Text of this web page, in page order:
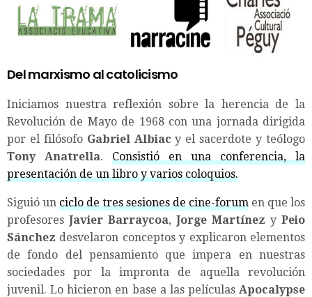
Del marxismo al catolicismo
Iniciamos nuestra reflexión sobre la herencia de la
Revolución de Mayo de 1968 con una jornada dirigida
por el filósofo Gabriel Albiac y el sacerdote y teólogo
Tony Anatrella. Consistió en una conferencia, la
presentación de un libro y varios coloquios.
Siguió un ciclo de tres sesiones de cine-forum en que los
profesores Javier Barraycoa, Jorge Martínez y Peio
Sánchez desvelaron conceptos y explicaron elementos
de fondo del pensamiento que impera en nuestras
sociedades por la impronta de aquella revolución
juvenil. Lo hicieron en base a las películas Apocalypse